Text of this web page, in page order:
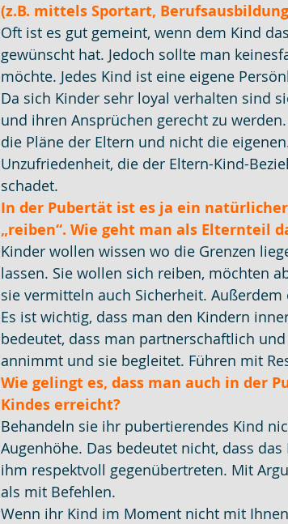
(z.B. mittels Sportart,
Oft ist es gut gemeint, wenn dem Kind
gewünscht hat. Jedoch sollte man
möchte. Jedes Kind ist eine eigene
Da sich Kinder sehr loyal verhalten sind
und ihren Ansprüchen gerecht zu
die Pläne der Eltern und nicht die
Unzufriedenheit, die der Eltern-Kind-
schadet.
In der Pubertät ist es ja ein
„reiben“. Wie geht man als Elternteil
Kinder wollen wissen wo die Grenzen
lassen. Sie wollen sich reiben, möchten
sie vermitteln auch Sicherheit. Außerdem
Es ist wichtig, dass man den Kindern
bedeutet, dass man partnerschaftlich
annimmt und sie begleitet. Führen mit
Wie gelingt es, dass man auch in der
Kindes erreicht?
Behandeln sie ihr pubertierendes Kind
Augenhöhe. Das bedeutet nicht, dass
ihm respektvoll gegenübertreten. Mit
als mit Befehlen.
Wenn ihr Kind im Moment nicht mit